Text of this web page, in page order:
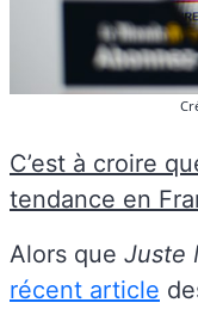
C’est à croire
tendance en
Alors que Juste
récent article